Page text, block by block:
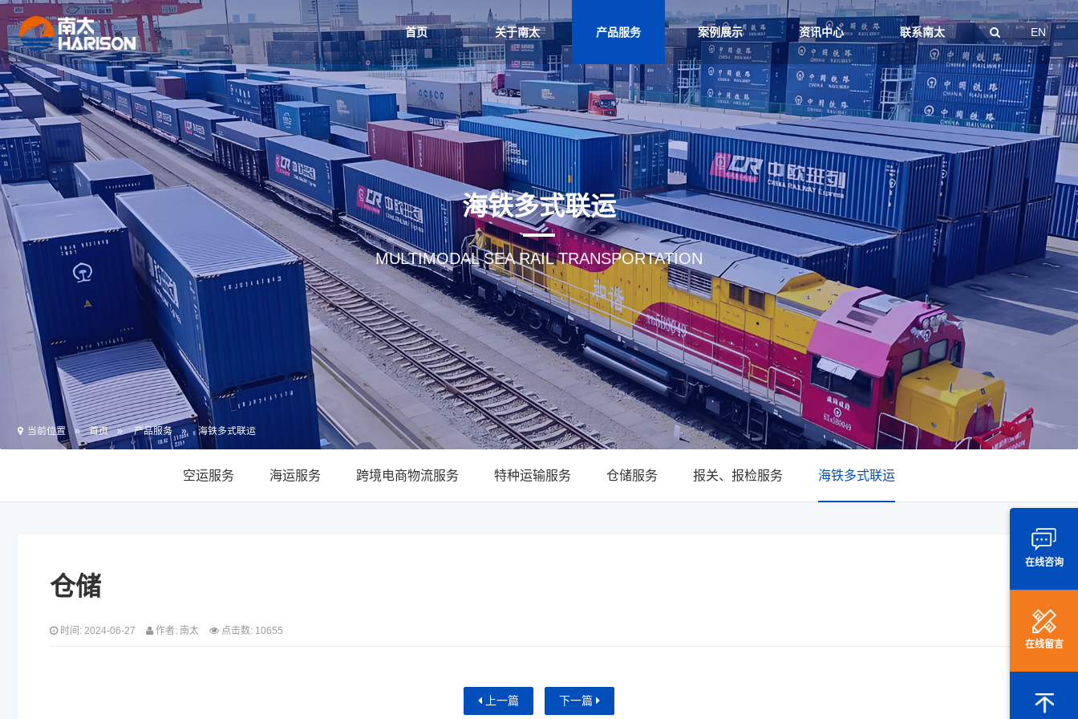
首页 关于南太 产品服务 案例展示 资讯中心 联系南太 EN
海铁多式联运
MULTIMODAL SEA RAIL TRANSPORTATION
当前位置 首页 产品服务 海铁多式联运
空运服务 海运服务 跨境电商物流服务 特种运输服务 仓储服务 报关、报检服务 海铁多式联运
仓储
时间: 2024-06-27 作者: 南太 点击数: 10655
上一篇 下一篇
在线咨询
在线留言